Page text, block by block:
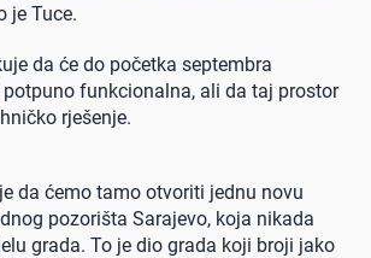
je Tuce.
da će do početka septembra
funkcionalna, ali da taj prostor
rješenje.
da ćemo tamo otvoriti jednu novu
pozorišta Sarajevo, koja nikada
grada. To je dio grada koji broji jako